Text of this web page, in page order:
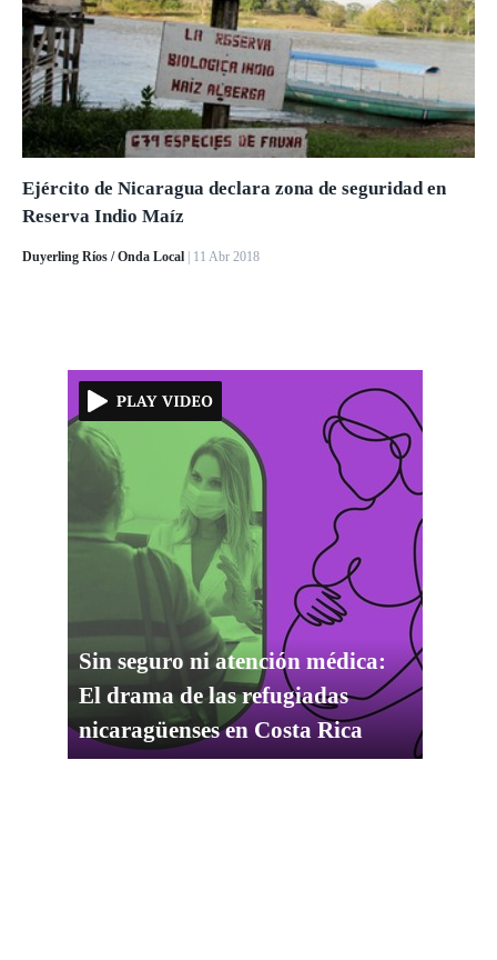
Ejército de Nicaragua declara zona de seguridad en
Reserva Indio Maíz
Duyerling Ríos / Onda Local | 11 Abr 2018
Sin seguro ni atención médica:
El drama de las refugiadas
nicaragüenses en Costa Rica